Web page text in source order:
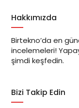
Hakkımızda
Birtekno’da en
incelemeleri!
şimdi keşfedin.
Bizi Takip Edin